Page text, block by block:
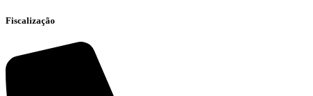
Fiscalização